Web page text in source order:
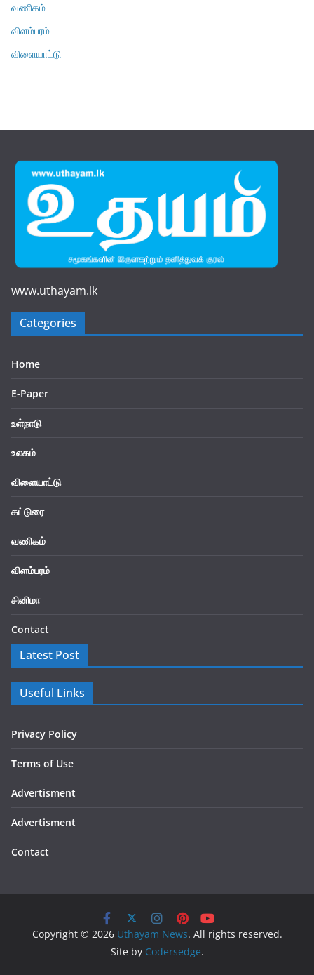
வணிகம்
விளம்பரம்
விளையாட்டு
www.uthayam.lk
Categories
Home
E-Paper
உள்நாடு
உலகம்
விளையாட்டு
கட்டுரை
வணிகம்
விளம்பரம்
சினிமா
Contact
Latest Post
Useful Links
Privacy Policy
Terms of Use
Advertisment
Advertisment
Contact
Copyright © 2026 Uthayam News. All rights reserved.
Site by Codersedge.